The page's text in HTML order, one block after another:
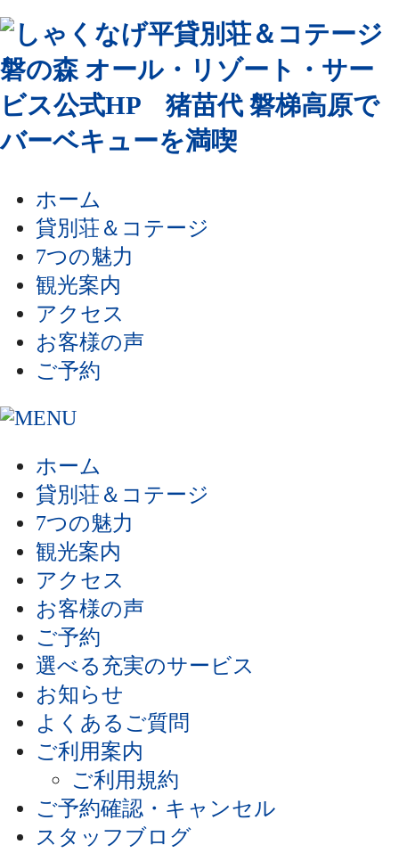
ホーム
貸別荘＆コテージ
7つの魅力
観光案内
アクセス
お客様の声
ご予約
ホーム
貸別荘＆コテージ
7つの魅力
観光案内
アクセス
お客様の声
ご予約
選べる充実のサービス
お知らせ
よくあるご質問
ご利用案内
ご利用規約
ご予約確認・キャンセル
スタッフブログ